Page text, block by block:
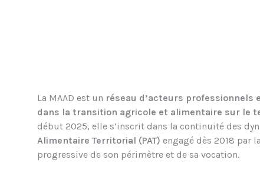
La MAAD est un réseau d’acteurs professionnels
dans la transition agricole et alimentaire sur le
début 2025, elle s’inscrit dans la continuité des
Alimentaire Territorial (PAT) engagé dès 2018 par
progressive de son périmètre et de sa vocation.